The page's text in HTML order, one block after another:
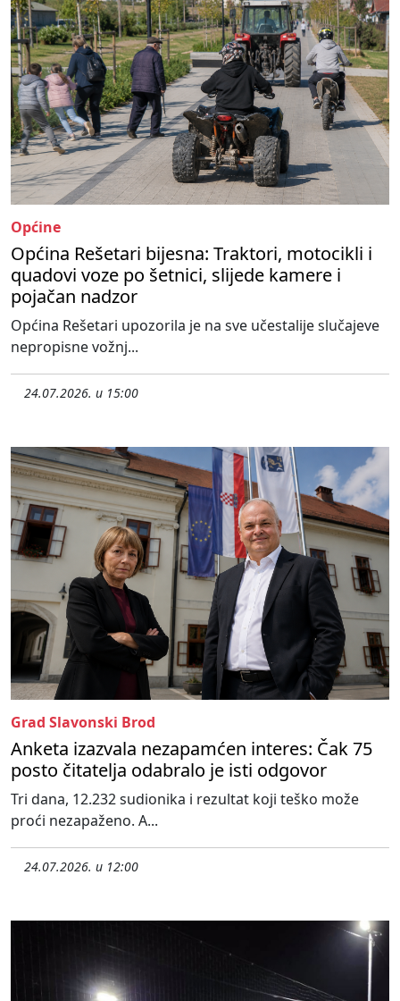
Općine
Općina Rešetari bijesna: Traktori, motocikli i
quadovi voze po šetnici, slijede kamere i
pojačan nadzor
Općina Rešetari upozorila je na sve učestalije slučajeve
nepropisne vožnj...
24.07.2026. u 15:00
Grad Slavonski Brod
Anketa izazvala nezapamćen interes: Čak 75
posto čitatelja odabralo je isti odgovor
Tri dana, 12.232 sudionika i rezultat koji teško može
proći nezapaženo. A...
24.07.2026. u 12:00